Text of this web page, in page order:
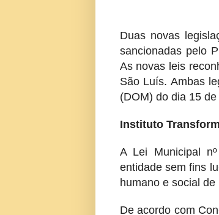
Duas novas
sancionadas pelo
As novas leis
São Luís. Ambas
(DOM) do dia 15
Instituto
A Lei Municipal
entidade sem fins
humano e social de
De acordo com